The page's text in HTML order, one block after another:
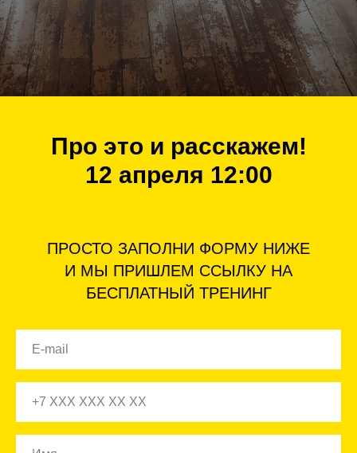
Про это и расскажем!
12 апреля 12:00
ПРОСТО ЗАПОЛНИ ФОРМУ НИЖЕ
И МЫ ПРИШЛЕМ ССЫЛКУ НА
БЕСПЛАТНЫЙ ТРЕНИНГ